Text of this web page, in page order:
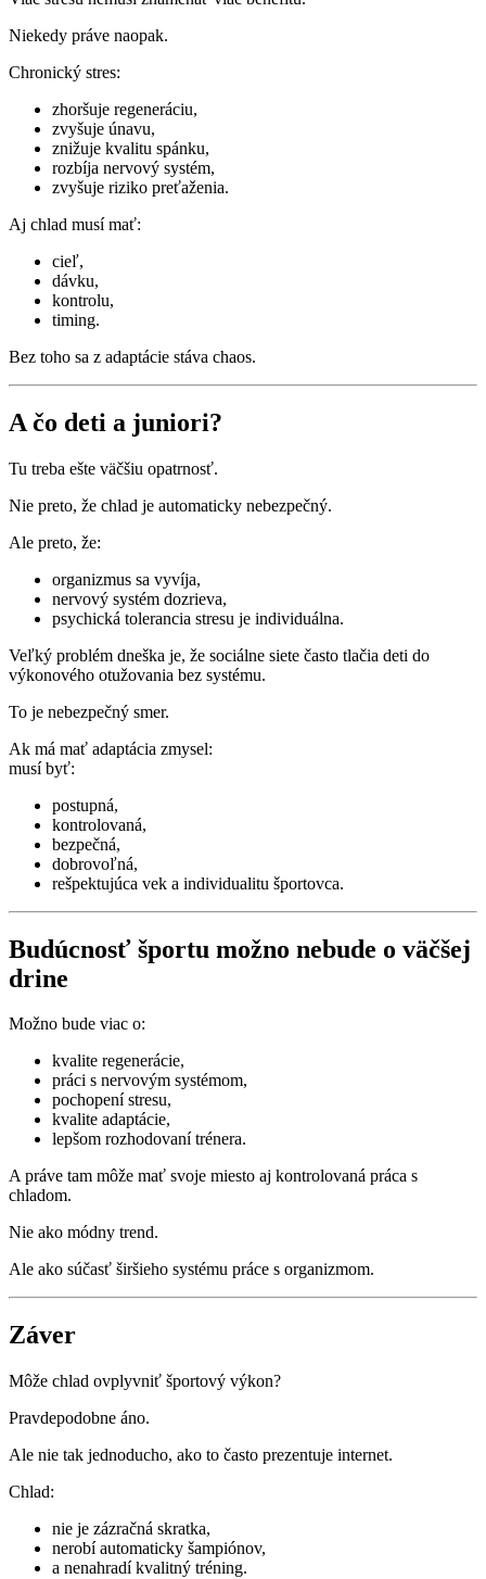
Niekedy práve naopak.
Chronický stres:
zhoršuje regeneráciu,
zvyšuje únavu,
znižuje kvalitu spánku,
rozbíja nervový systém,
zvyšuje riziko preťaženia.
Aj chlad musí mať:
cieľ,
dávku,
kontrolu,
timing.
Bez toho sa z adaptácie stáva chaos.
A čo deti a juniori?
Tu treba ešte väčšiu opatrnosť.
Nie preto, že chlad je automaticky nebezpečný.
Ale preto, že:
organizmus sa vyvíja,
nervový systém dozrieva,
psychická tolerancia stresu je individuálna.
Veľký problém dneška je, že sociálne siete často tlačia deti do
výkonového otužovania bez systému.
To je nebezpečný smer.
Ak má mať adaptácia zmysel:
musí byť:
postupná,
kontrolovaná,
bezpečná,
dobrovoľná,
rešpektujúca vek a individualitu športovca.
Budúcnosť športu možno nebude o väčšej
drine
Možno bude viac o:
kvalite regenerácie,
práci s nervovým systémom,
pochopení stresu,
kvalite adaptácie,
lepšom rozhodovaní trénera.
A práve tam môže mať svoje miesto aj kontrolovaná práca s
chladom.
Nie ako módny trend.
Ale ako súčasť širšieho systému práce s organizmom.
Záver
Môže chlad ovplyvniť športový výkon?
Pravdepodobne áno.
Ale nie tak jednoducho, ako to často prezentuje internet.
Chlad:
nie je zázračná skratka,
nerobí automaticky šampiónov,
a nenahradí kvalitný tréning.